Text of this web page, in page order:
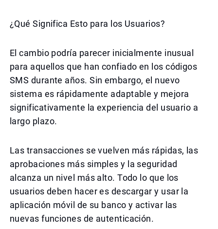
¿Qué Significa Esto para los Usuarios?
El cambio podría parecer inicialmente inusual
para aquellos que han confiado en los códigos
SMS durante años. Sin embargo, el nuevo
sistema es rápidamente adaptable y mejora
significativamente la experiencia del usuario a
largo plazo.
Las transacciones se vuelven más rápidas, las
aprobaciones más simples y la seguridad
alcanza un nivel más alto. Todo lo que los
usuarios deben hacer es descargar y usar la
aplicación móvil de su banco y activar las
nuevas funciones de autenticación.